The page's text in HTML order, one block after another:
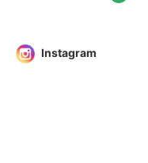
Instagram